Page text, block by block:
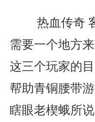
热血传奇
需要一个地方
这三个玩家的
帮助青铜腰带
瞎眼老楔蛾所